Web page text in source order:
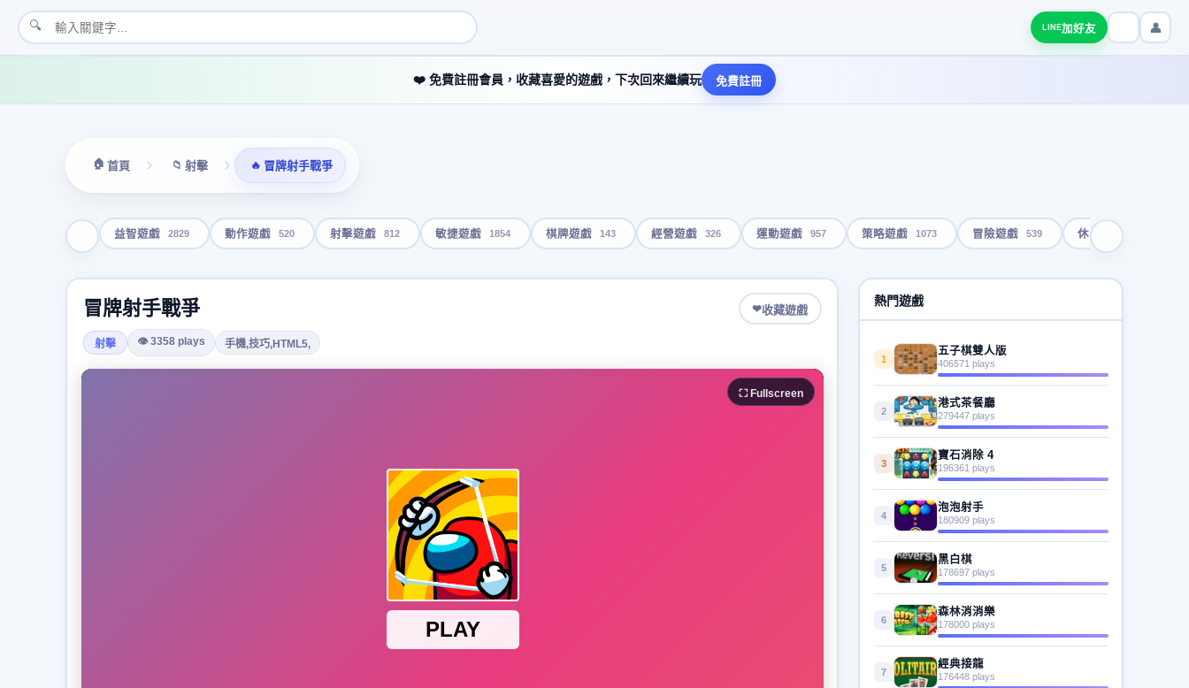
🔍 LINE加好友 👤
❤️ 免費註冊會員，收藏喜愛的遊戲，下次回來繼續玩 免費註冊
🏠 首頁 📁 射擊 🔥 冒牌射手戰爭
益智遊戲 2829 動作遊戲 520 射擊遊戲 812 敏捷遊戲 1854 棋牌遊戲 143 經營遊戲 326 運動遊戲 957 策略遊戲 1073 冒險遊戲 539 休閒遊戲
冒牌射手戰爭 ❤收藏遊戲
射擊 👁 3358 plays 手機,技巧,HTML5,
⛶ Fullscreen
熱門遊戲
1
五子棋雙人版
406571 plays
2
港式茶餐廳
279447 plays
3
寶石消除 4
196361 plays
4
泡泡射手
180909 plays
5
黑白棋
178697 plays
6
森林消消樂
178000 plays
7
經典接龍
176448 plays